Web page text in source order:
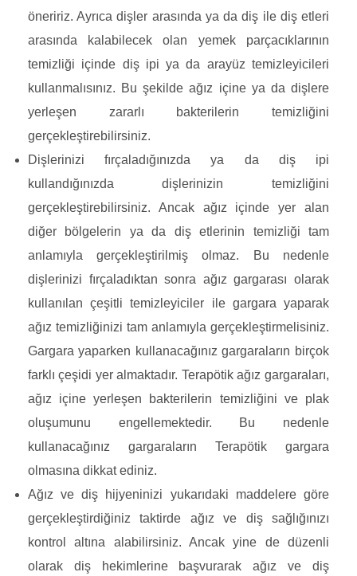
öneririz. Ayrıca dişler arasında ya da diş ile diş etleri
arasında kalabilecek olan yemek parçacıklarının
temizliği içinde diş ipi ya da arayüz temizleyicileri
kullanmalısınız. Bu şekilde ağız içine ya da dişlere
yerleşen zararlı bakterilerin temizliğini
gerçekleştirebilirsiniz.
Dişlerinizi fırçaladığınızda ya da diş ipi
kullandığınızda dişlerinizin temizliğini
gerçekleştirebilirsiniz. Ancak ağız içinde yer alan
diğer bölgelerin ya da diş etlerinin temizliği tam
anlamıyla gerçekleştirilmiş olmaz. Bu nedenle
dişlerinizi fırçaladıktan sonra ağız gargarası olarak
kullanılan çeşitli temizleyiciler ile gargara yaparak
ağız temizliğinizi tam anlamıyla gerçekleştirmelisiniz.
Gargara yaparken kullanacağınız gargaraların birçok
farklı çeşidi yer almaktadır. Terapötik ağız gargaraları,
ağız içine yerleşen bakterilerin temizliğini ve plak
oluşumunu engellemektedir. Bu nedenle
kullanacağınız gargaraların Terapötik gargara
olmasına dikkat ediniz.
Ağız ve diş hijyeninizi yukarıdaki maddelere göre
gerçekleştirdiğiniz taktirde ağız ve diş sağlığınızı
kontrol altına alabilirsiniz. Ancak yine de düzenli
olarak diş hekimlerine başvurarak ağız ve diş